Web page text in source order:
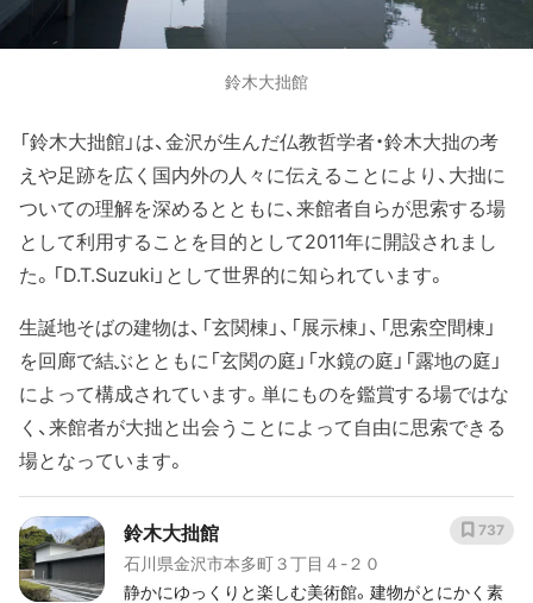
鈴木大拙館
「鈴木大拙館」は、金沢が生んだ仏教哲学者・鈴木大拙の考
えや足跡を広く国内外の人々に伝えることにより、大拙に
ついての理解を深めるとともに、来館者自らが思索する場
として利用することを目的として2011年に開設されまし
た。「D.T.Suzuki」として世界的に知られています。
生誕地そばの建物は、「玄関棟」、「展示棟」、「思索空間棟」
を回廊で結ぶとともに「玄関の庭」「水鏡の庭」「露地の庭」
によって構成されています。単にものを鑑賞する場ではな
く、来館者が大拙と出会うことによって自由に思索できる
場となっています。
鈴木大拙館
石川県金沢市本多町３丁目４-２０
静かにゆっくりと楽しむ美術館。建物がとにかく素
737